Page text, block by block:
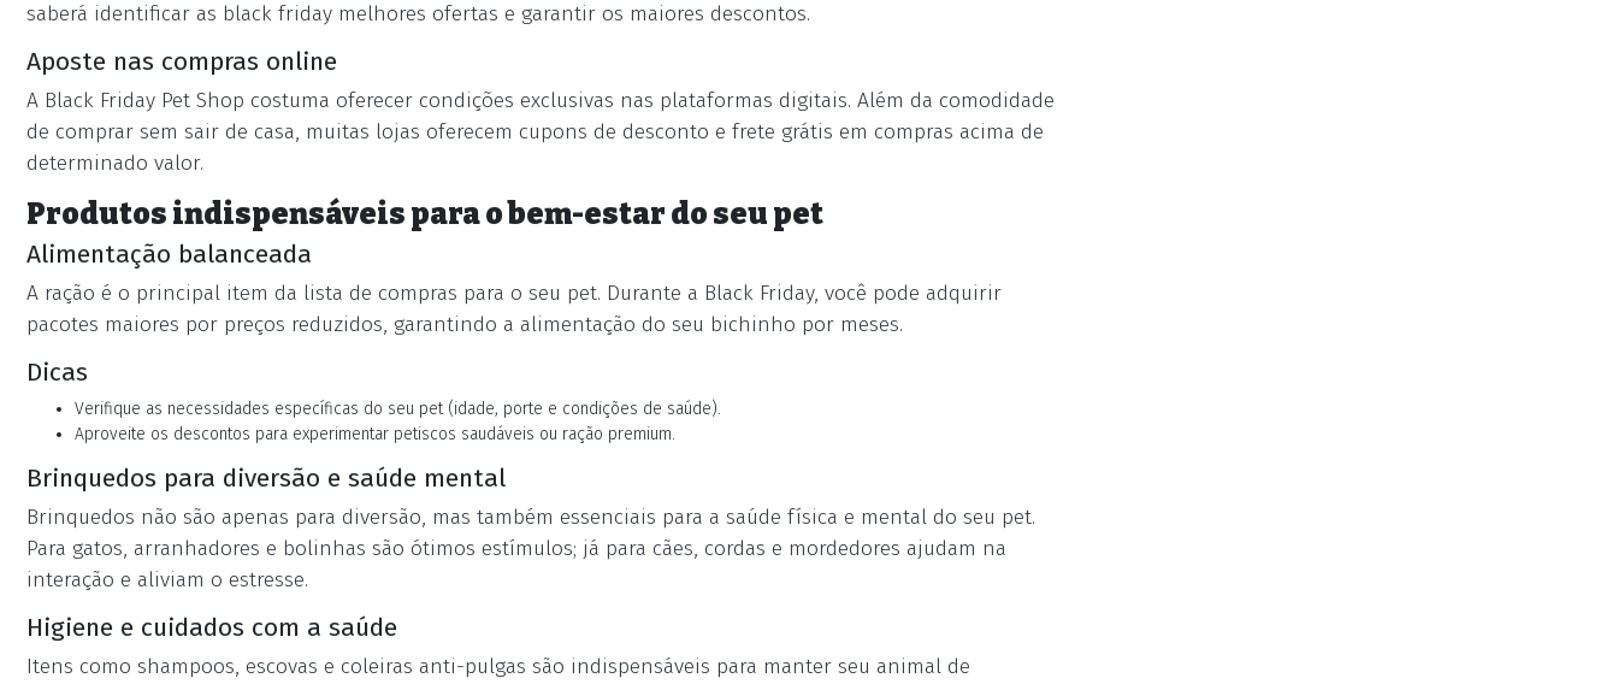
saberá identificar as black friday melhores ofertas e garantir os maiores descontos.
Aposte nas compras online
A Black Friday Pet Shop costuma oferecer condições exclusivas nas plataformas digitais. Além da comodidade
de comprar sem sair de casa, muitas lojas oferecem cupons de desconto e frete grátis em compras acima de
determinado valor.
Produtos indispensáveis para o bem-estar do seu pet
Alimentação balanceada
A ração é o principal item da lista de compras para o seu pet. Durante a Black Friday, você pode adquirir
pacotes maiores por preços reduzidos, garantindo a alimentação do seu bichinho por meses.
Dicas
Verifique as necessidades específicas do seu pet (idade, porte e condições de saúde).
Aproveite os descontos para experimentar petiscos saudáveis ou ração premium.
Brinquedos para diversão e saúde mental
Brinquedos não são apenas para diversão, mas também essenciais para a saúde física e mental do seu pet.
Para gatos, arranhadores e bolinhas são ótimos estímulos; já para cães, cordas e mordedores ajudam na
interação e aliviam o estresse.
Higiene e cuidados com a saúde
Itens como shampoos, escovas e coleiras anti-pulgas são indispensáveis para manter seu animal de